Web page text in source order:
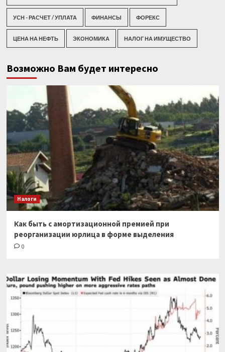
УСН - РАСЧЕТ / УПЛАТА ФИНАНСЫ ФОРЕКС
ЦЕНА НА НЕФТЬ ЭКОНОМИКА НАЛОГ НА ИМУЩЕСТВО
Возможно Вам будет интересно
Налоги
Как быть с амортизационной премией при
реорганизации юрлица в форме выделения
0